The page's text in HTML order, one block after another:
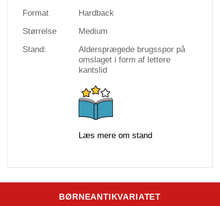
Format
Hardback
Størrelse
Medium
Stand:
Aldersprægede brugsspor på
omslaget i form af lettere
kantslid
Læs mere om stand
BØRNEANTIKVARIATET